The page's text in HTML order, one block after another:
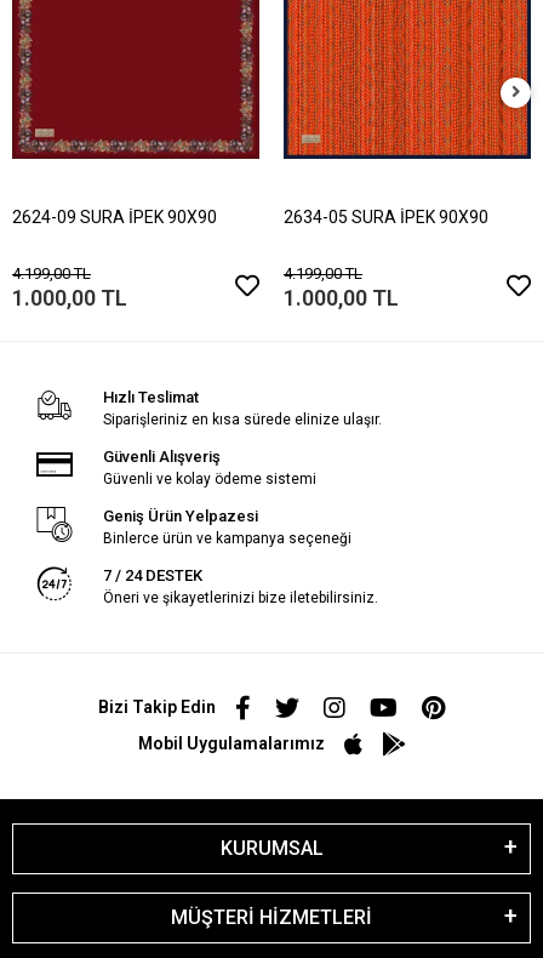
2624-09 SURA İPEK 90X90
4.199,00 TL
1.000,00 TL
2634-05 SURA İPEK 90X90
4.199,00 TL
1.000,00 TL
Hızlı Teslimat
Siparişleriniz en kısa sürede elinize ulaşır.
Güvenli Alışveriş
Güvenli ve kolay ödeme sistemi
Geniş Ürün Yelpazesi
Binlerce ürün ve kampanya seçeneği
7 / 24 DESTEK
Öneri ve şikayetlerinizi bize iletebilirsiniz.
Bizi Takip Edin
Mobil Uygulamalarımız
KURUMSAL
MÜŞTERİ HİZMETLERİ